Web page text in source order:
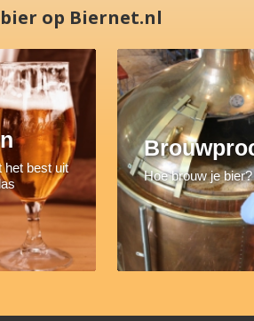
op Biernet.nl
het best uit
Hoe brouw je bier?